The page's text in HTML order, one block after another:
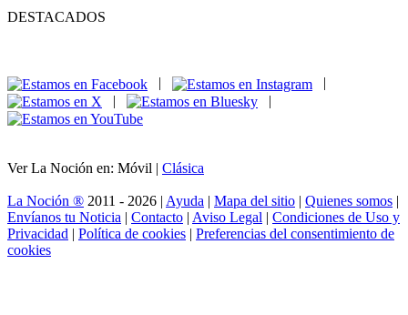
DESTACADOS
|
|
Ver La Noción en: Móvil | Clásica
La Noción ® 2011 - 2026 | Ayuda | Mapa del sitio | Quienes somos |
Envíanos tu Noticia | Contacto | Aviso Legal | Condiciones de Uso y
Privacidad | Política de cookies | Preferencias del consentimiento de
cookies